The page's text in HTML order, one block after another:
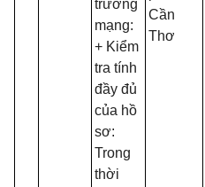
trường
mạng:
+ Kiểm
tra tính
đầy đủ
của hồ
sơ:
Trong
thời
Cần
Thơ